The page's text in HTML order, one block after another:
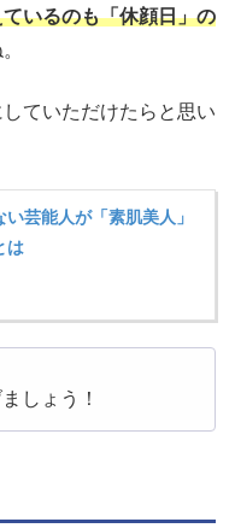
いるのも「休顔日」の
ていただけたらと思い
芸能人が「素肌美人」
は
しょう！